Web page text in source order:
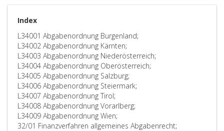
Index
L34001 Abgabenordnung Burgenland;
L34002 Abgabenordnung Kärnten;
L34003 Abgabenordnung Niederösterreich;
L34004 Abgabenordnung Oberösterreich;
L34005 Abgabenordnung Salzburg;
L34006 Abgabenordnung Steiermark;
L34007 Abgabenordnung Tirol;
L34008 Abgabenordnung Vorarlberg;
L34009 Abgabenordnung Wien;
32/01 Finanzverfahren allgemeines Abgabenrecht;